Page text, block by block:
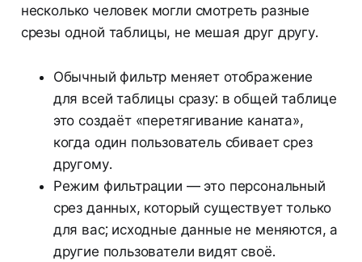
несколько человек могли смотреть разные
срезы одной таблицы, не мешая друг другу.
Обычный фильтр меняет отображение
для всей таблицы сразу: в общей таблице
это создаёт «перетягивание каната»,
когда один пользователь сбивает срез
другому.
Режим фильтрации — это персональный
срез данных, который существует только
для вас; исходные данные не меняются, а
другие пользователи видят своё.